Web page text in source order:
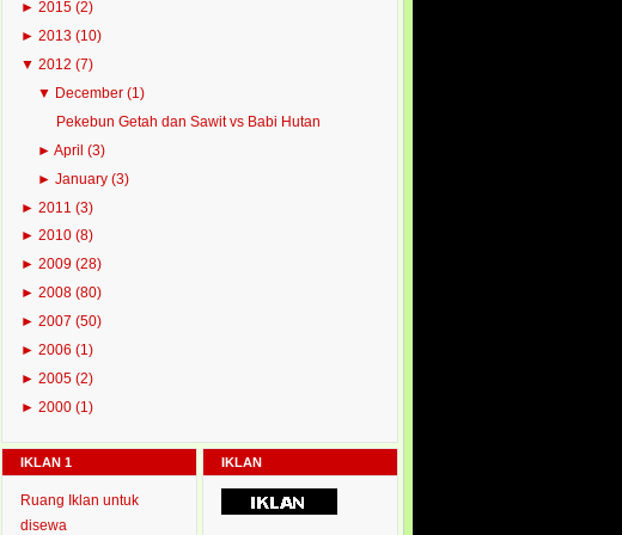
► 2015 (2)
► 2013 (10)
▼ 2012 (7)
▼ December(1)
Pekebun Getah dan Sawit vs Babi Hutan
►April(3)
►January(3)
► 2011 (3)
► 2010 (8)
► 2009 (28)
► 2008 (80)
► 2007 (50)
► 2006 (1)
► 2005 (2)
► 2000 (1)
IKLAN 1
Ruang Iklan untuk
disewa
IKLAN